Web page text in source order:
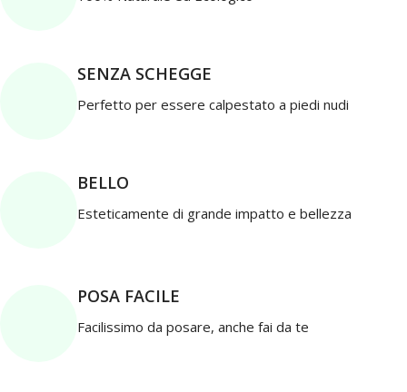
SENZA SCHEGGE
Perfetto per essere calpestato a piedi nudi
BELLO
Esteticamente di grande impatto e bellezza
POSA FACILE
Facilissimo da posare, anche fai da te